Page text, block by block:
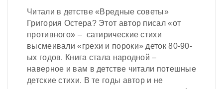
Читали в детстве «Вредные советы»
Григория Остера? Этот автор писал «от
противного» – сатирические стихи
высмеивали «грехи и пороки» деток 80-90-
ых годов. Книга стала народной –
наверное и вам в детстве читали потешные
детские стихи. В те годы автор и не